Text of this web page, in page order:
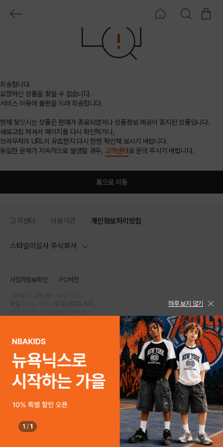
죄송합니다.
요청하신 상품을 찾을 수 없습니다.
서비스 이용에 불편을 드려 죄송합니다.
현재 찾으시는 상품은 판매가 종료되었거나 상품정보 제공이 중지된 상품입니다.
새로고침 하셔서 페이지를 다시 확인하거나,
브라우저의 URL이 유효한지 다시 한번 확인해 보시기 바랍니다.
동일한 문제가 지속적으로 발생할 경우, 고객센터 로 문의 주시기 바랍니다.
홈으로 이동
고객센터 이용약관 개인정보처리방침
스타일이십사 주식회사
주소 : 서울시 강남구 논현로 633, 6층 (논현동, 한세엠케이빌딩)
사업자등록번호 : 116-81-32499
통신판매업신고번호 : 제 2024-서울강남-04239
고객센터 1544-5336(평일 09:00~ 18:00 토/일/공휴일 휴무)
사업자정보확인 PC버전
스타일24 고객센터 1544-5336
평일 09:00~ 18:00 (토/일/공휴일 휴무)
COPYRIGHTⓒ2021 STYLE24 ALL RIGHTS RESERVED.
하루 보지 않기
1 / 1